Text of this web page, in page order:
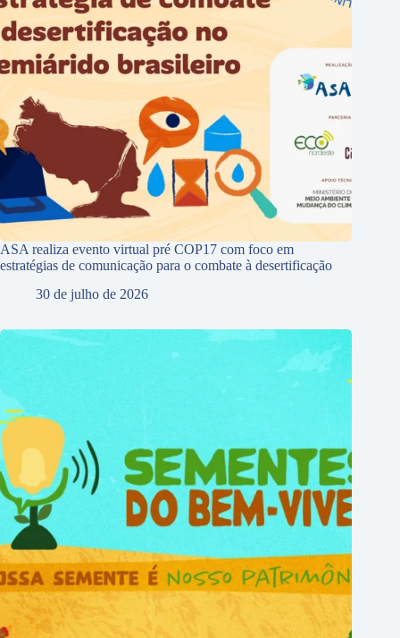
ASA realiza evento virtual pré COP17 com foco em
estratégias de comunicação para o combate à desertificação
30 de julho de 2026